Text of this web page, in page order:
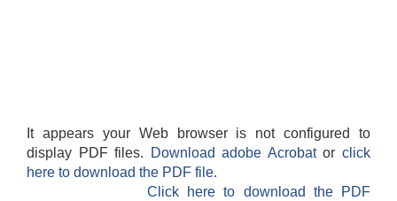
It appears your Web browser is not configured to
display PDF files.
Download adobe Acrobatorclick
here to download the PDF file.
Click here to download the PDF